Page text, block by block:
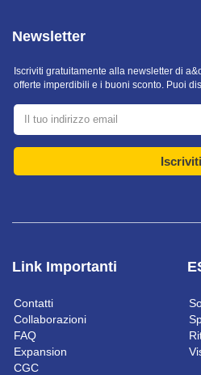
Link Importanti
Contatti
Collaborazioni
FAQ
Expansion
CGC
Newsletter
Iscriviti gratuitamente alla newsletter di
offerte imperdibili e i buoni sconto. Puoi
Iscriviti